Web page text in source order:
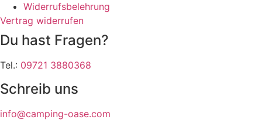
Widerrufsbelehrung
Vertrag widerrufen
Du hast Fragen?
Tel.: 09721 3880368
Schreib uns
info@camping-oase.com